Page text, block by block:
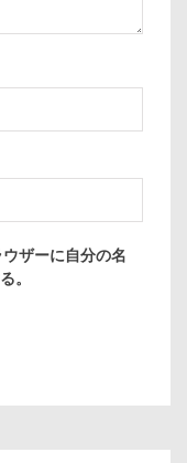
ザーに自分の名
。